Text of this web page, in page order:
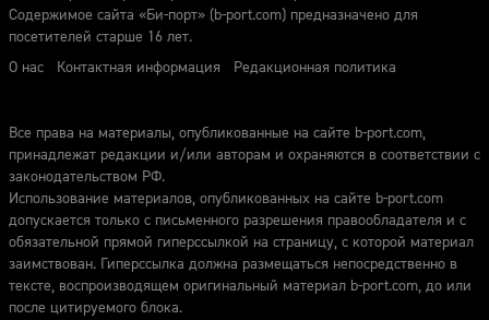
Содержимое сайта «Би-порт» (b-port.com) предназначено для
посетителей старше 16 лет.
О нас
Контактная информация Редакционная политика
Все права на материалы, опубликованные на сайте b-port.com,
принадлежат редакции и/или авторам и охраняются в соответствии с
законодательством РФ.
Использование материалов, опубликованных на сайте b-port.com
допускается только с письменного разрешения правообладателя и с
обязательной прямой гиперссылкой на страницу, с которой материал
заимствован. Гиперссылка должна размещаться непосредственно в
тексте, воспроизводящем оригинальный материал b-port.com, до или
после цитируемого блока.